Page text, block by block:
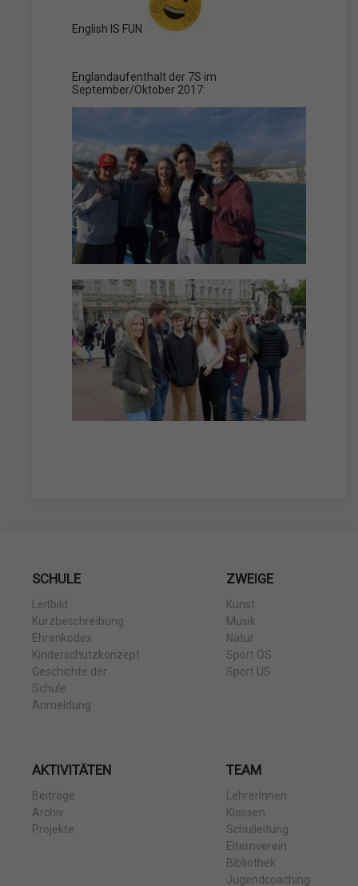
English IS FUN
Englandaufenthalt der 7S im
September/Oktober 2017:
SCHULE
Leitbild
Kurzbeschreibung
Ehrenkodex
Kinderschutzkonzept
Geschichte der
Schule
Anmeldung
ZWEIGE
Kunst
Musik
Natur
Sport OS
Sport US
AKTIVITÄTEN
Beiträge
Archiv
Projekte
TEAM
LehrerInnen
Klassen
Schulleitung
Elternverein
Bibliothek
Jugendcoaching